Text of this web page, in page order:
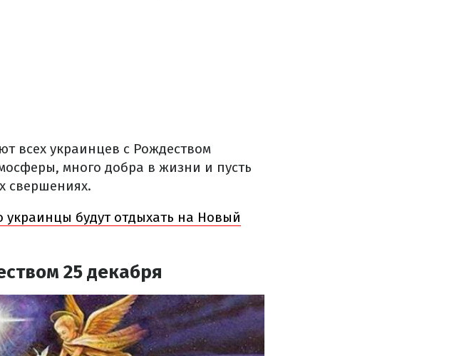
всех украинцев с Рождеством
много добра в жизни и пусть
свершениях.
украинцы будут отдыхать на Новый
25 декабря